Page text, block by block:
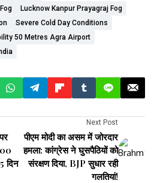
Lucknow Kanpur Prayagraj Fog
Severe Cold Day Conditions
50 Metres Agra Airport
दिन
Next Post
पीएम मोदी का असम में जोरदार
हमला: कांग्रेस ने घुसपैठियों को
संरक्षण दिया, BJP सुधार रही
गलतियां!